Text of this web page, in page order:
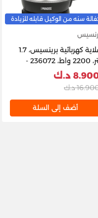
سنه من الوكيل قابله للزيادة
غلاية كهربائية برينسيس، 1.7
لتر، 2200 واط، 236072 -
أسود د.ك
د.ك
أضف إلى السلة